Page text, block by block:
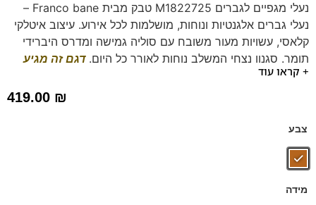
נעלי מגפיים לגברים M1822725 טבק מבית Franco bane –
נעלי גברים אלגנטיות ונוחות, מושלמות לכל אירוע. עיצוב איטלקי
קלאסי, עשויות מעור משובח עם סוליה גמישה ומדרס היברידי
תומך. סגנון נצחי המשלב נוחות לאורך כל היום.דגם זה מגיע
גם במידות 47-48 לחץ כאן
+ קראו עוד
419.00 ₪
צבע
מידה